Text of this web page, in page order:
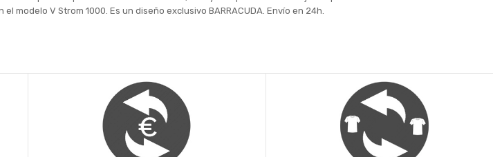
V Strom 1000. Es un diseño exclusivo BARRACUDA. Envío en 24h.